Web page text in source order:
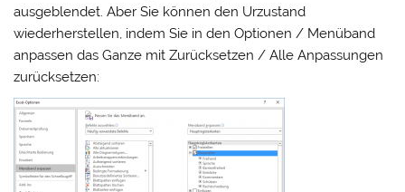
ausgeblendet. Aber Sie können den Urzustand
wiederherstellen, indem Sie in den Optionen / Menüband
anpassen das Ganze mit Zurücksetzen / Alle Anpassungen
zurücksetzen: